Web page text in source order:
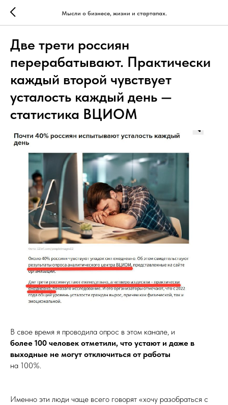
Мысли о бизнесе, жизни и стартапах.
Две трети россиян
перерабатывают. Практически
каждый второй чувствует
усталость каждый день —
статистика ВЦИОМ
В свое время я проводила опрос в этом канале, и
более 100 человек отметили, что устают и даже в
выходные не могут отключиться от работы
на 100%.
Именно эти люди чаще всего говорят «хочу разобраться с